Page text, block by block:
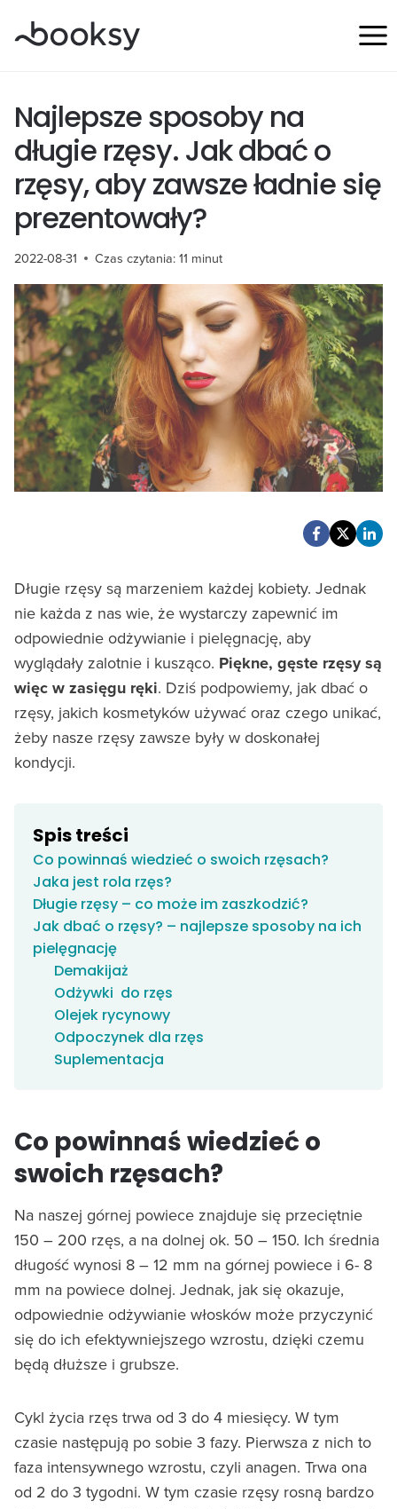
do
Najlepsze sposoby na
długie rzęsy. Jak dbać o
rzęsy, aby zawsze ładnie się
prezentowały?
2022-08-31 Czas czytania:11 minut
Długie rzęsy są marzeniem każdej kobiety. Jednak
nie każda z nas wie, że wystarczy zapewnić im
odpowiednie odżywianie i pielęgnację, aby
wyglądały zalotnie i kusząco. Piękne, gęste rzęsy są
więc w zasięgu ręki. Dziś podpowiemy, jak dbać o
rzęsy, jakich kosmetyków używać oraz czego unikać,
żeby nasze rzęsy zawsze były w doskonałej
kondycji.
Spis treści
Co powinnaś wiedzieć o swoich rzęsach?
Jaka jest rola rzęs?
Długie rzęsy – co może im zaszkodzić?
Jak dbać o rzęsy? – najlepsze sposoby na ich
pielęgnację
Demakijaż
Odżywki do rzęs
Olejek rycynowy
Odpoczynek dla rzęs
Suplementacja
Co powinnaś wiedzieć o
swoich rzęsach?
Na naszej górnej powiece znajduje się przeciętnie
150 – 200 rzęs, a na dolnej ok. 50 – 150. Ich średnia
długość wynosi 8 – 12 mm na górnej powiece i 6- 8
mm na powiece dolnej. Jednak, jak się okazuje,
odpowiednie odżywianie włosków może przyczynić
się do ich efektywniejszego wzrostu, dzięki czemu
będą dłuższe i grubsze.
Cykl życia rzęs trwa od 3 do 4 miesięcy. W tym
czasie następują po sobie 3 fazy. Pierwsza z nich to
faza intensywnego wzrostu, czyli anagen. Trwa ona
od 2 do 3 tygodni. W tym czasie rzęsy rosną bardzo